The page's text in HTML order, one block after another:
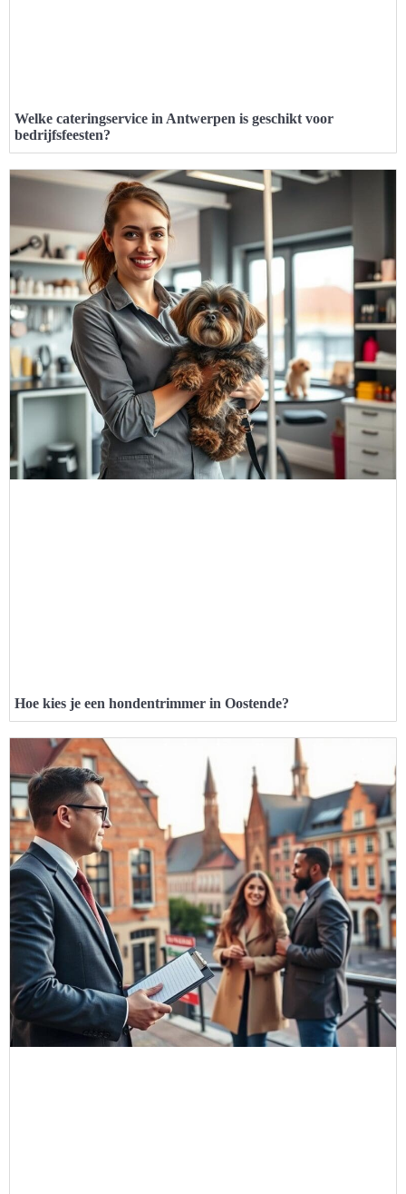
Welke cateringservice in Antwerpen is geschikt voor
bedrijfsfeesten?
Hoe kies je een hondentrimmer in Oostende?